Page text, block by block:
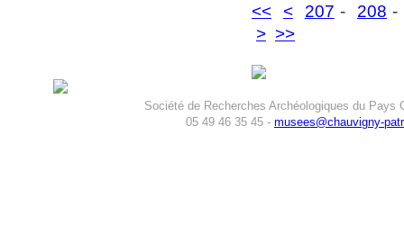
<<
< 207 - 208
> >>
Société de Recherches Archéologiques du Pays
05 49 46 35 45 - musees@chauvigny-